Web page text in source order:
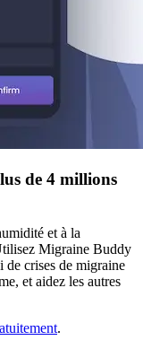
de 4 millions
et à la
Migraine Buddy
de crises de migraine
et aidez les autres
.